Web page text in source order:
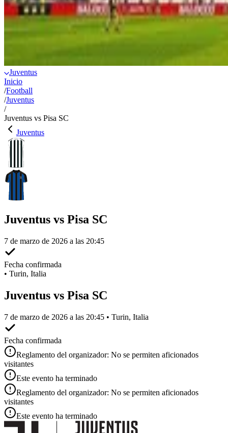
Juventus
Inicio
/Football
/Juventus
/
Juventus vs Pisa SC
Juventus
Juventus vs Pisa SC
7 de marzo de 2026 a las 20:45
Fecha confirmada
• Turin, Italia
Juventus vs Pisa SC
7 de marzo de 2026 a las 20:45 • Turin, Italia
Fecha confirmada
Reglamento del organizador: No se permiten aficionados
visitantes
Este evento ha terminado
Reglamento del organizador: No se permiten aficionados
visitantes
Este evento ha terminado